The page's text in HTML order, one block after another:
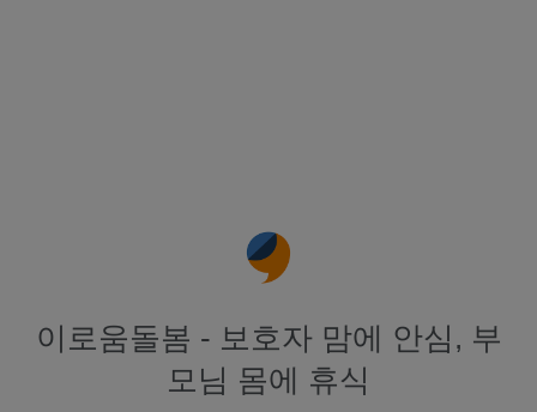
이로움돌봄 - 보호자 맘에 안심, 부
모님 몸에 휴식